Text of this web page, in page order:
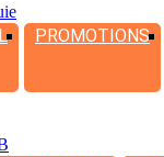
PROMOTIONS